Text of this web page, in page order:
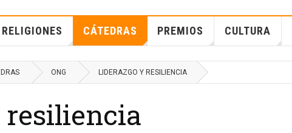
RELIGIONES CÁTEDRAS PREMIOS CULTURA
ONG LIDERAZGO Y RESILIENCIA
resiliencia